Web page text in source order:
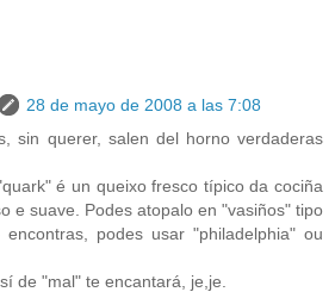
28 de mayo de 2008 a las 7:08
sin querer, salen del horno verdaderas
é un queixo fresco típico da cociña
e suave. Podes atopalo en "vasiños" tipo
podes usar "philadelphia" ou
de "mal" te encantará, je,je.